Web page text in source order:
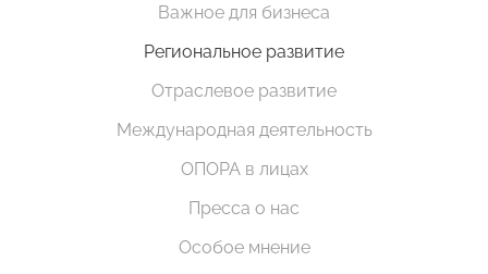
Важное для бизнеса
Региональное развитие
Отраслевое развитие
Международная деятельность
ОПОРА в лицах
Пресса о нас
Особое мнение